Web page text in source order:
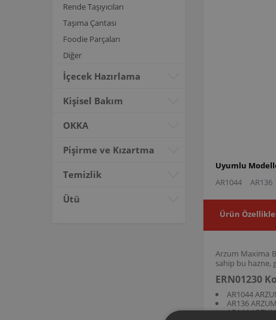
Rende Taşıyıcıları
Taşıma Çantası
Foodie Parçaları
Diğer
İçecek Hazırlama
Kişisel Bakım
OKKA
Pişirme ve Kızartma
Temizlik
Ütü
Uyumlu
AR1044
AR136
Ürün
Arzum Maxima
sahip bu hazne,
ERN01230
AR1044
AR136
AR144